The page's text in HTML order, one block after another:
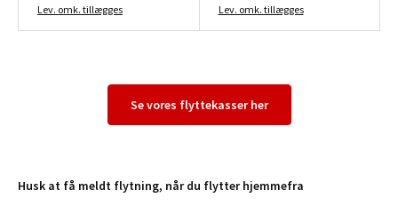
Lev. omk. tillægges Lev. omk. tillægges
Se vores flyttekasser her
Husk at få meldt flytning, når du flytter hjemmefra